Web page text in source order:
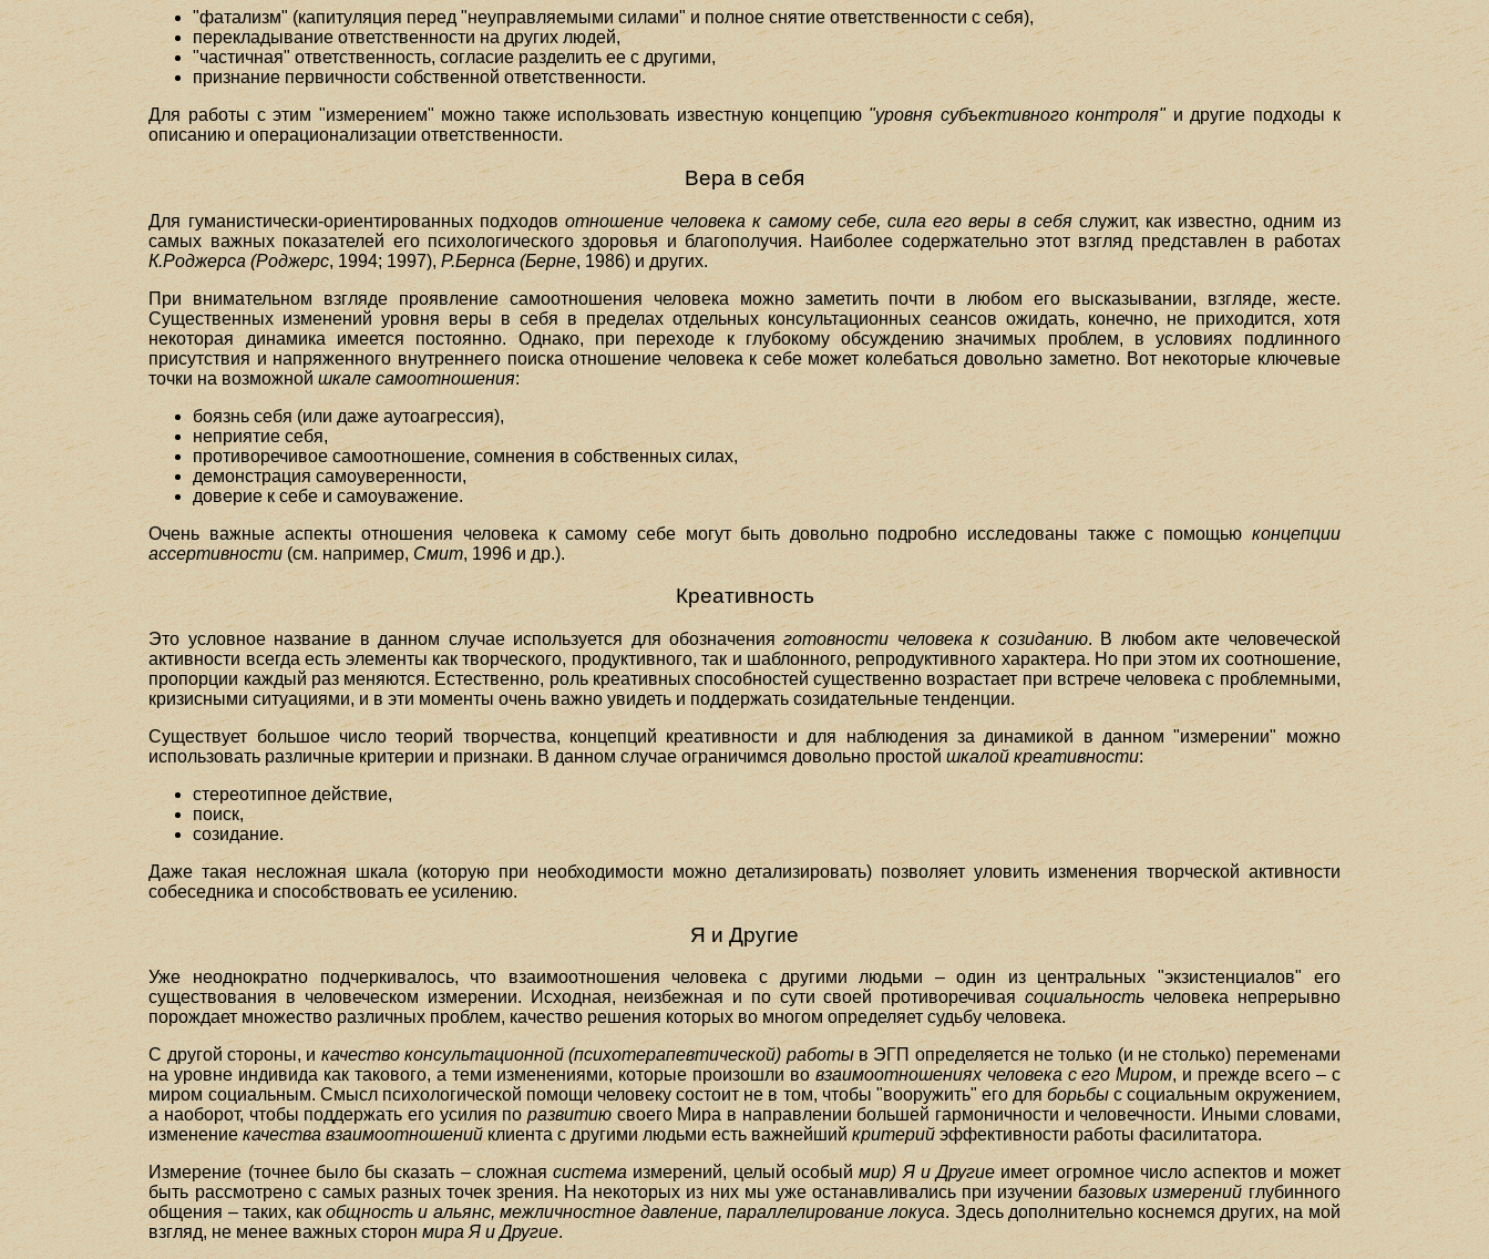
"фатализм" (капитуляция перед "неуправляемыми силами" и полное снятие ответственности с себя),
перекладывание ответственности на других людей,
"частичная" ответственность, согласие разделить ее с другими,
признание первичности собственной ответственности.
Для работы с этим "измерением" можно также использовать известную концепцию "уровня субъективного контроля"и другие подходы к
описанию и операционализации ответственности.
Вера в себя
Для гуманистически-ориентированных подходов отношение человека к самому себе, сила его веры в себяслужит, как известно, одним из
самых важных показателей его психологического здоровья и благополучия. Наиболее содержательно этот взгляд представлен в работах
К.Роджерса (Роджерс, 1994; 1997),Р.Бернса (Берне, 1986) и других.
При внимательном взгляде проявление самоотношения человека можно заметить почти в любом его высказывании, взгляде, жесте.
Существенных изменений уровня веры в себя в пределах отдельных консультационных сеансов ожидать, конечно, не приходится, хотя
некоторая динамика имеется постоянно. Однако, при переходе к глубокому обсуждению значимых проблем, в условиях подлинного
присутствия и напряженного внутреннего поиска отношение человека к себе может колебаться довольно заметно. Вот некоторые ключевые
точки на возможнойшкале самоотношения:
боязнь себя (или даже аутоагрессия),
неприятие себя,
противоречивое самоотношение, сомнения в собственных силах,
демонстрация самоуверенности,
доверие к себе и самоуважение.
Очень важные аспекты отношения человека к самому себе могут быть довольно подробно исследованы также с помощьюконцепции
ассертивности (см. например,Смит, 1996 и др.).
Креативность
Это условное название в данном случае используется для обозначенияготовности человека к созиданию. В любом акте человеческой
активности всегда есть элементы как творческого, продуктивного, так и шаблонного, репродуктивного характера. Но при этом их соотношение,
пропорции каждый раз меняются. Естественно, роль креативных способностей существенно возрастает при встрече человека с проблемными,
кризисными ситуациями, и в эти моменты очень важно увидеть и поддержать созидательные тенденции.
Существует большое число теорий творчества, концепций креативности и для наблюдения за динамикой в данном "измерении" можно
использовать различные критерии и признаки. В данном случае ограничимся довольно простойшкалой креативности:
стереотипное действие,
поиск,
созидание.
Даже такая несложная шкала (которую при необходимости можно детализировать) позволяет уловить изменения творческой активности
собеседника и способствовать ее усилению.
Я и Другие
Уже неоднократно подчеркивалось, что взаимоотношения человека с другими людьми – один из центральных "экзистенциалов" его
существования в человеческом измерении. Исходная, неизбежная и по сути своей противоречиваясоциальность человека непрерывно
порождает множество различных проблем, качество решения которых во многом определяет судьбу человека.
С другой стороны, и качество консультационной (психотерапевтической) работыв ЭГП определяется не только (и не столько) переменами
на уровне индивида как такового, а теми изменениями, которые произошли во взаимоотношениях человека с его Миром, и прежде всего – с
миром социальным. Смысл психологической помощи человеку состоит не в том, чтобы "вооружить" его дляборьбыс социальным окружением,
а наоборот, чтобы поддержать его усилия поразвитию своего Мира в направлении большей гармоничности и человечности. Иными словами,
изменениекачества взаимоотношенийклиента с другими людьми есть важнейшийкритерий эффективности работы фасилитатора.
Измерение (точнее было бы сказать – сложнаясистемаизмерений, целый особыймир) Я и Другие имеет огромное число аспектов и может
быть рассмотрено с самых разных точек зрения. На некоторых из них мы уже останавливались при изучениибазовых измеренийглубинного
общения – таких, какобщность и альянс, межличностное давление, параллелирование локуса. Здесь дополнительно коснемся других, на мой
взгляд, не менее важных сторонмира Я и Другие.